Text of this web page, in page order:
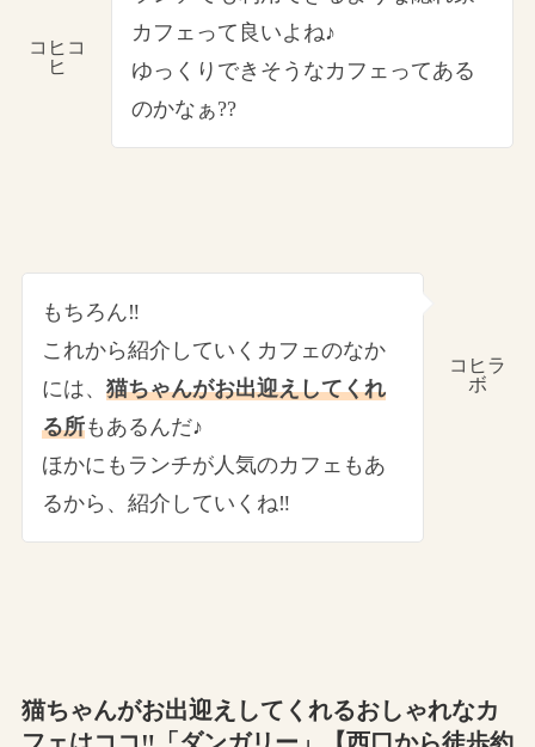
コヒコ
ヒ
カフェって良いよね♪
ゆっくりできそうなカフェってある
のかなぁ??
コヒラ
ボ
もちろん‼
これから紹介していくカフェのなか
には、 猫ちゃんがお出迎えしてくれ
る所もあるんだ♪
ほかにもランチが人気のカフェもあ
るから、紹介していくね‼
猫ちゃんがお出迎えしてくれるおしゃれなカ
フェはココ‼「ダンガリー」【西口から徒歩約